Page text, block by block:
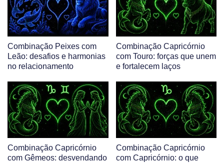
Combinação Peixes com
Leão: desafios e harmonias
no relacionamento
Combinação Capricórnio
com Touro: forças que unem
e fortalecem laços
Combinação Capricórnio
com Gêmeos: desvendando
Combinação Capricórnio
com Capricórnio: o que